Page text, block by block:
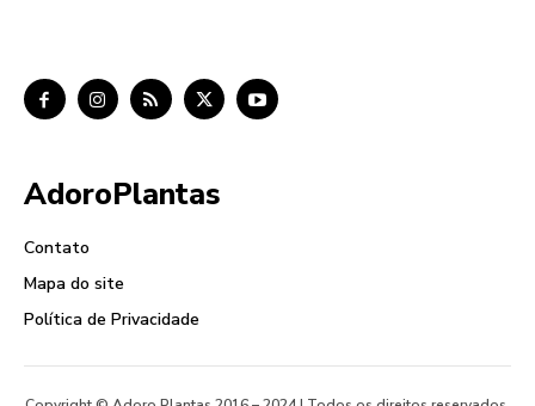
AdoroPlantas
Contato
Mapa do site
Política de Privacidade